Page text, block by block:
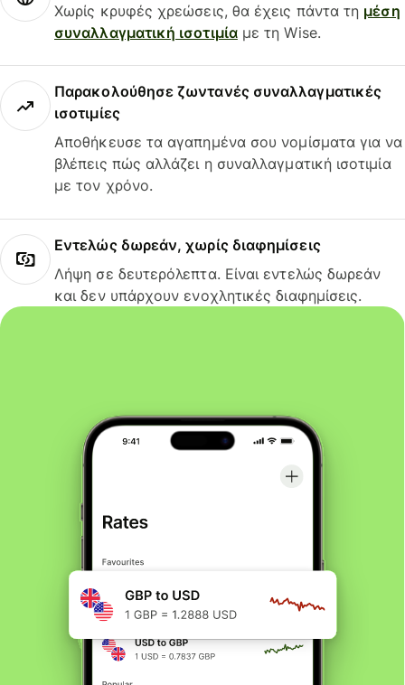
Χωρίς κρυφές χρεώσεις, θα έχεις πάντα τη μέση
συναλλαγματική ισοτιμίαμε τη Wise.
Παρακολούθησε ζωντανές συναλλαγματικές
ισοτιμίες
Αποθήκευσε τα αγαπημένα σου νομίσματα για να
βλέπεις πώς αλλάζει η συναλλαγματική ισοτιμία
με τον χρόνο.
Εντελώς δωρεάν, χωρίς διαφημίσεις
Λήψη σε δευτερόλεπτα. Είναι εντελώς δωρεάν
και δεν υπάρχουν ενοχλητικές διαφημίσεις.